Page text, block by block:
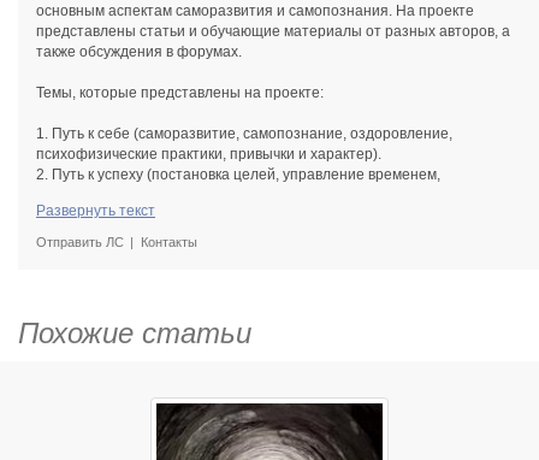
основным аспектам саморазвития и самопознания. На проекте
представлены статьи и обучающие материалы от разных авторов, а
также обсуждения в форумах.
Темы, которые представлены на проекте:
1. Путь к себе (саморазвитие, самопознание, оздоровление,
психофизические практики, привычки и характер).
2. Путь к успеху (постановка целей, управление временем,
3. Социум (взаимодействие с другими людьми, воспитание детей,
отношения между мужчиной и женщиной).
Мы верим, что каждый человек может быть успешным, здоровым,
счастливым, свободным, предприимчивым. Полноценной,
Развернуть текст
Отправить ЛС Контакты
Похожие статьи